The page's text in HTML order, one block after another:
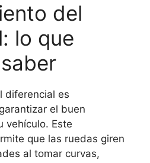
del
lo que
diferencial es
el buen
vehículo. Este
que las ruedas giren
al tomar curvas,